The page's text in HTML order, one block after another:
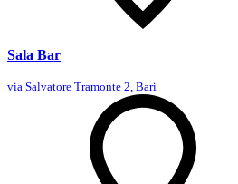
Sala Bar
via Salvatore Tramonte 2, Bari